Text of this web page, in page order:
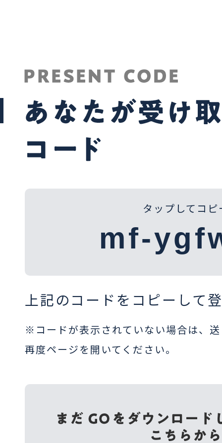
タップしてコピ
上記のコードをコピーして
※コードが表示されていない場合は、
再度ページを開いてください。